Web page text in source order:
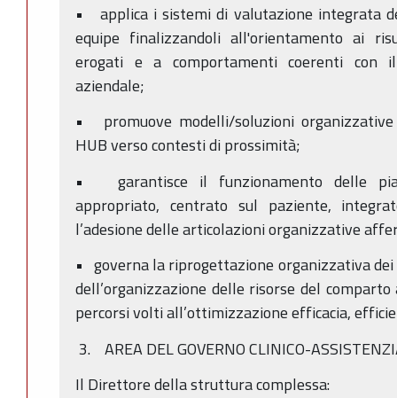
• applica i sistemi di valutazione integrata
equipe finalizzandoli all'orientamento ai
erogati e a comportamenti coerenti con
aziendale;
• promuove modelli/soluzioni
HUB verso contesti di prossimità;
• garantisce il funzionamento delle
appropriato, centrato sul paziente,
l’adesione delle articolazioni organizzative
• governa la riprogettazione organizzativa
dell’organizzazione delle risorse del
percorsi volti all’ottimizzazione efficacia,
3. AREA DEL GOVERNO CLINICO-
Il Direttore della struttura complessa: